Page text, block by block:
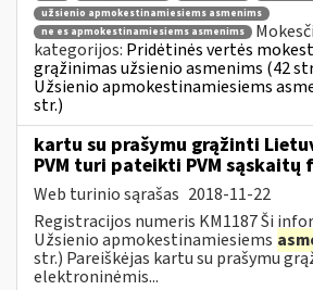
užsienio apmokestinamiesiems asmenims
ne es apmokestinamiesiems asmenims
kategorijos: Pridėtinės vertės
grąžinimas užsienio asmenims (42
Užsienio apmokestinamiesiems
str.)
kartu su prašymu grąžinti
PVM turi pateikti PVM sąskaitų
Web turinio sąrašas 2018-11-22
Registracijos numeris KM1187 Ši
Užsienio apmokestinamiesiems
str.) Pareiškėjas kartu su prašymu
elektroninėmis...